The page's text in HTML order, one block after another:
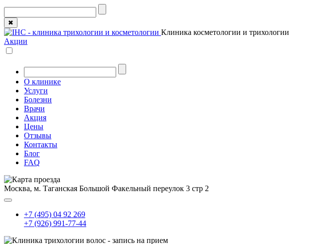
✖
Клиника косметологии и трихологии
Акции
О клинике
Услуги
Болезни
Врачи
Акция
Цены
Отзывы
Контакты
Блог
FAQ
Москва, м. Таганская Большой Факельный переулок 3 стр 2
+7 (495) 04 92 269
+7 (926) 991-77-44